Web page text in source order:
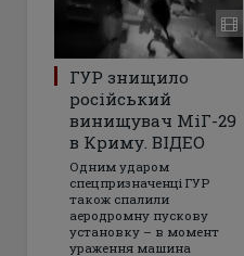
ГУР знищило
російський
винищувач МіГ-29
в Криму. ВІДЕО
Одним ударом
спецпризначенці ГУР
також спалили
аеродромну пускову
установку – в момент
ураження машина